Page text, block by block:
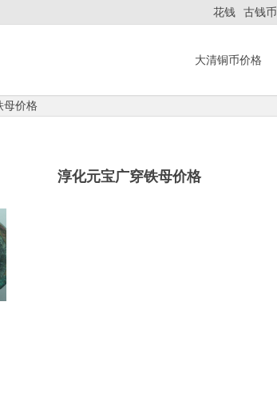
花钱 古钱币
大清铜币价格
母价格
淳化元宝广穿铁母价格